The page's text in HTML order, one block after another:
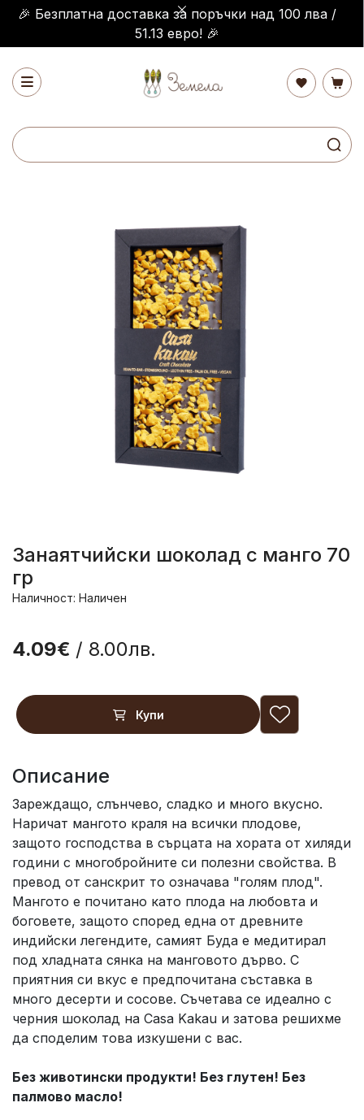
🎉 Безплатна доставка за поръчки над 100 лва /
51.13 евро! 🎉
Занаятчийски шоколад с манго 70
гр
Наличност: Наличен
4.09€ / 8.00лв.
Купи
Описание
Зареждащо, слънчево, сладко и много вкусно.
Наричат мангото краля на всички плодове,
защото господства в сърцата на хората от хиляди
години с многобройните си полезни свойства. В
превод от санскрит то означава "голям плод".
Мангото е почитано като плода на любовта и
боговете, защото според една от древните
индийски легендите, самият Буда е медитирал
под хладната сянка на манговото дърво. С
приятния си вкус е предпочитана съставка в
много десерти и сосове. Съчетава се идеално с
черния шоколад на Casa Kakau и затова решихме
да споделим това изкушени с вас.
Без животински продукти! Без глутен! Без
палмово масло!